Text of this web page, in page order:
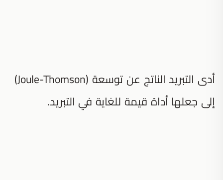
أدى التبريد الناتج عن توسعة (Joule-Thomson)
إلى جعلها أداة قيمة للغاية في التبريد.